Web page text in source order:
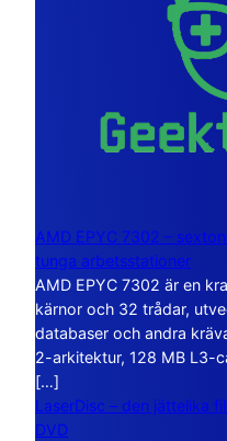
AMD EPYC 7302 –
tunga arbetsstationer
AMD EPYC 7302 är en
kärnor och 32 trådar,
databaser och andra
2-arkitektur, 128 MB L3-
[…]
LaserDisc – den jättelika
DVD